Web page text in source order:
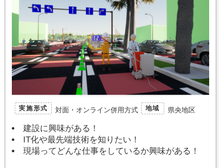
実施形式 対面・オンライン併用方式 地域 県央地区
建設に興味がある！
IT化や最先端技術を知りたい！
現場ってどんな仕事をしているか興味がある！